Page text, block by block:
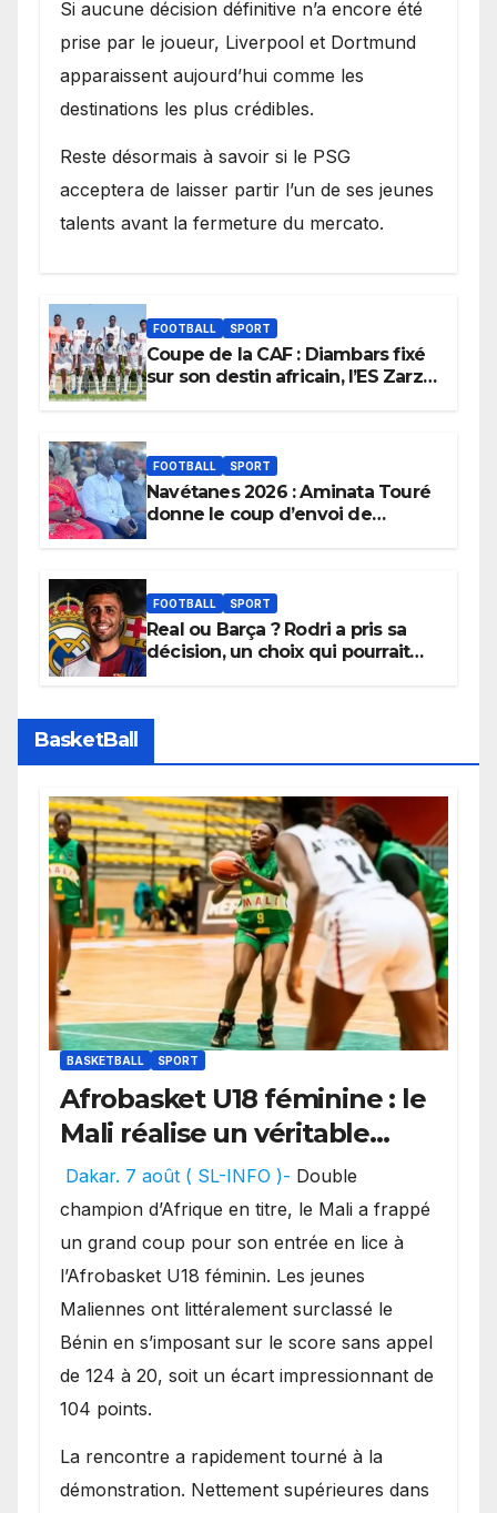
Si aucune décision définitive n’a encore été
prise par le joueur, Liverpool et Dortmund
apparaissent aujourd’hui comme les
destinations les plus crédibles.
Reste désormais à savoir si le PSG
acceptera de laisser partir l’un de ses jeunes
talents avant la fermeture du mercato.
FOOTBALL SPORT
Coupe de la CAF : Diambars fixé
sur son destin africain, l’ES Zarzis
FOOTBALL SPORT
Navétanes 2026 : Aminata Touré
donne le coup d’envoi de
apaisées.
FOOTBALL SPORT
Real ou Barça ? Rodri a pris sa
décision, un choix qui pourrait
BasketBall
BASKETBALL SPORT
Afrobasket U18 féminine : le
Mali réalise un véritable
festival offensif et inflige
une lourde défaite au
Bénin.
Dakar. 7 août ( SL-INFO )- Double
champion d’Afrique en titre, le Mali a frappé
un grand coup pour son entrée en lice à
l’Afrobasket U18 féminin. Les jeunes
Maliennes ont littéralement surclassé le
Bénin en s’imposant sur le score sans appel
de 124 à 20, soit un écart impressionnant de
104 points.
La rencontre a rapidement tourné à la
démonstration. Nettement supérieures dans